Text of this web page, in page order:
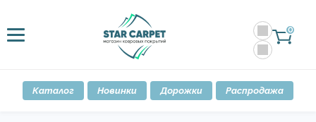
0
Каталог Новинки Дорожки Распродажа